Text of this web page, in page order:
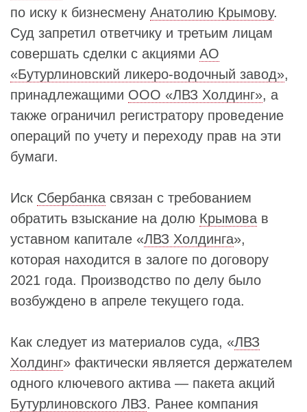
по иску к бизнесмену Анатолию Крымову.
Суд запретил ответчику и третьим лицам
совершать сделки с акциями АО
«Бутурлиновский ликеро-водочный завод»,
принадлежащими ООО «ЛВЗ Холдинг», а
также ограничил регистратору проведение
операций по учету и переходу прав на эти
бумаги.
Иск Сбербанка связан с требованием
обратить взыскание на долю Крымова в
уставном капитале «ЛВЗ Холдинга»,
которая находится в залоге по договору
2021 года. Производство по делу было
возбуждено в апреле текущего года.
Как следует из материалов суда, «ЛВЗ
Холдинг» фактически является держателем
одного ключевого актива — пакета акций
Бутурлиновского ЛВЗ. Ранее компания